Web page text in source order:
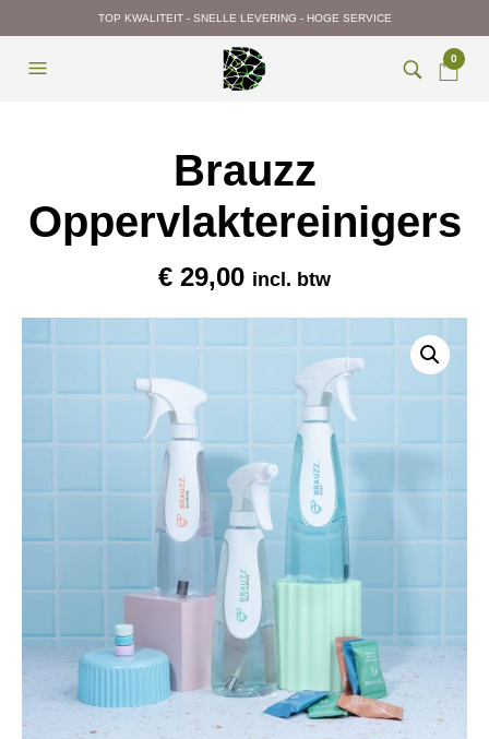
TOP KWALITEIT - SNELLE LEVERING - HOGE SERVICE
0
Brauzz
Oppervlaktereinigers
€ 29,00 incl. btw